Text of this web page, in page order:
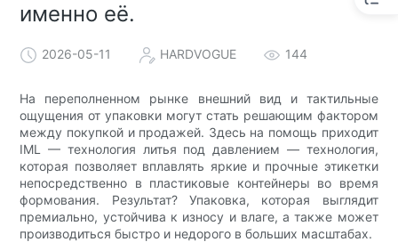
именно её.
2026-05-11 HARDVOGUE 144
На переполненном рынке внешний вид и тактильные
ощущения от упаковки могут стать решающим фактором
между покупкой и продажей. Здесь на помощь приходит
IML — технология литья под давлением — технология,
которая позволяет вплавлять яркие и прочные этикетки
непосредственно в пластиковые контейнеры во время
формования. Результат? Упаковка, которая выглядит
премиально, устойчива к износу и влаге, а также может
производиться быстро и недорого в больших масштабах.